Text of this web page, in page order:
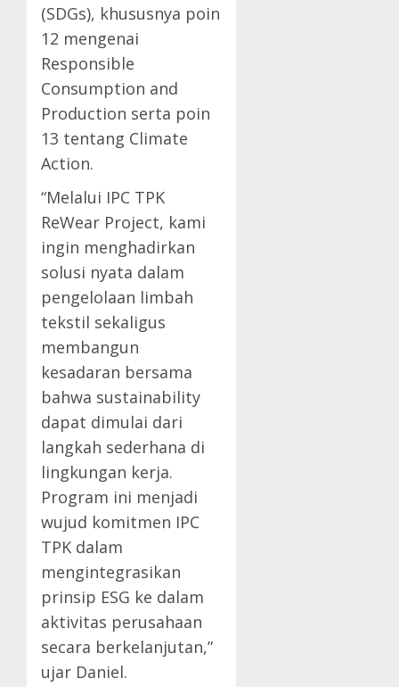
(SDGs), khususnya poin
12 mengenai
Responsible
Consumption and
Production serta poin
13 tentang Climate
Action.
“Melalui IPC TPK
ReWear Project, kami
ingin menghadirkan
solusi nyata dalam
pengelolaan limbah
tekstil sekaligus
membangun
kesadaran bersama
bahwa sustainability
dapat dimulai dari
langkah sederhana di
lingkungan kerja.
Program ini menjadi
wujud komitmen IPC
TPK dalam
mengintegrasikan
prinsip ESG ke dalam
aktivitas perusahaan
secara berkelanjutan,”
ujar Daniel.